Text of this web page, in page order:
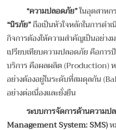
“ความปลอดภัย”ในอุตสาหก
“นิรภัย”ถือเป็นหัวใจหลักในการดำ
กิจการต้องให้ความสำคัญเป็นอย่า
เปรียบเทียบความปลอดภัย คือกา
บริการ คือผลผลิต (Production)
อย่างต้องอยู่ในระดับที่สมดุลกัน
อย่างต่อเนื่องและยั่งยืน
ระบบการจัดการด้านความป
Management System: SMS)